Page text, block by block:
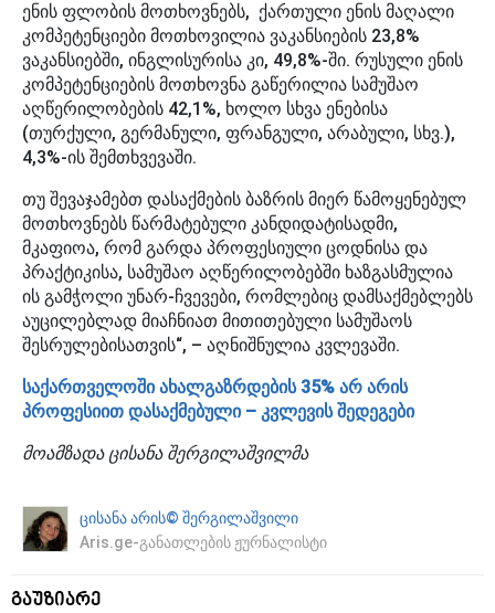
ენის ფლობის მოთხოვნებს, ქართული ენის მაღალი
კომპეტენციები მოთხოვილია ვაკანსიების 23,8%
ვაკანსიებში, ინგლისურისა კი, 49,8%-ში. რუსული ენის
კომპეტენციების მოთხოვნა გაწერილია სამუშაო
აღწერილობების 42,1%, ხოლო სხვა ენებისა
(თურქული, გერმანული, ფრანგული, არაბული, სხვ.),
4,3%-ის შემთხვევაში.
თუ შევაჯამებთ დასაქმების ბაზრის მიერ წამოყენებულ
მოთხოვნებს წარმატებული კანდიდატისადმი,
მკაფიოა, რომ გარდა პროფესიული ცოდნისა და
პრაქტიკისა, სამუშაო აღწერილობებში ხაზგასმულია
ის გამჭოლი უნარ-ჩვევები, რომლებიც დამსაქმებლებს
აუცილებლად მიაჩნიათ მითითებული სამუშაოს
შესრულებისათვის“, – აღნიშნულია კვლევაში.
საქართველოში ახალგაზრდების 35% არ არის
პროფესიით დასაქმებული – კვლევის შედეგები
მოამზადა ცისანა შერგილაშვილმა
ცისანა არის© შერგილაშვილი
Aris.ge-განათლების ჟურნალისტი
გაუზიარე